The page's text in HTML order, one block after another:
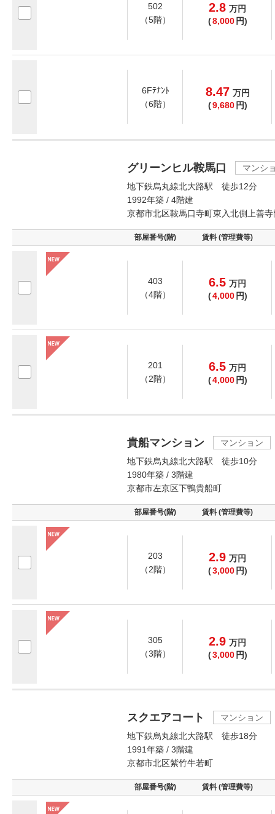
502
（5階）
2.8 万円
(8,000 円)
6Fﾃﾅﾝﾄ
（6階）
8.47 万円
(9,680 円)
グリーンヒル鞍馬口
マンシ
地下鉄烏丸線北大路駅 徒歩12分
1992年築 / 4階建
京都市北区鞍馬口寺町東入北側上善
部屋番号(階) 賃料 (管理費等)
403
（4階）
6.5 万円
(4,000 円)
201
（2階）
6.5 万円
(4,000 円)
貴船マンション
マンション
地下鉄烏丸線北大路駅 徒歩10分
1980年築 / 3階建
京都市左京区下鴨貴船町
部屋番号(階) 賃料 (管理費等)
203
（2階）
2.9 万円
(3,000 円)
305
（3階）
2.9 万円
(3,000 円)
スクエアコート
マンション
地下鉄烏丸線北大路駅 徒歩18分
1991年築 / 3階建
京都市北区紫竹牛若町
部屋番号(階) 賃料 (管理費等)